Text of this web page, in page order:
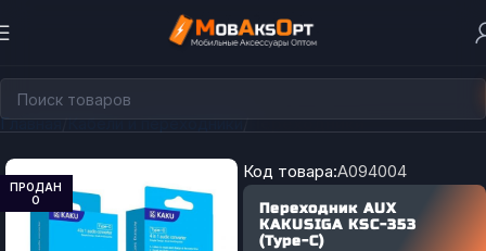
Главная Кабели и переходники Переходники
ПРОДАН
О
Код товара:A094004
Переходник AUX
KAKUSIGA KSC-353
(Type-C)